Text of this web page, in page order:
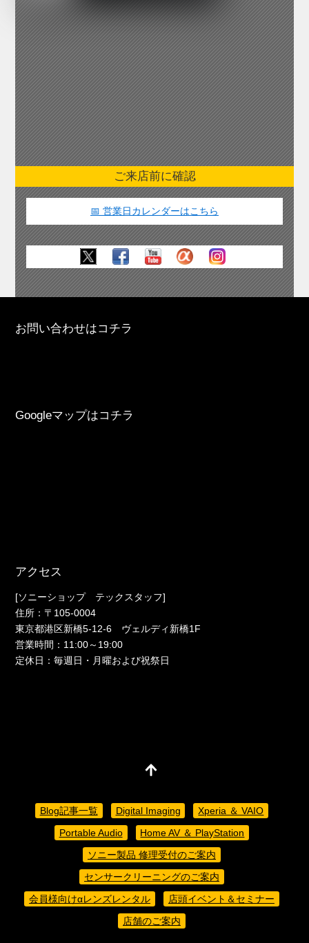
ご来店前に確認
📅 営業日カレンダーはこちら
お問い合わせはコチラ
Googleマップはコチラ
アクセス
[ソニーショップ テックスタッフ]
住所：〒105-0004
東京都港区新橋5-12-6 ヴェルディ新橋1F
営業時間：11:00～19:00
定休日：毎週日・月曜および祝祭日
Blog記事一覧 Digital Imaging
Xperia ＆ VAIO
Portable Audio
Home AV ＆ PlayStation
ソニー製品 修理受付のご案内
センサークリーニングのご案内
会員様向けαレンズレンタル
店頭イベント＆セミナー
店舗のご案内